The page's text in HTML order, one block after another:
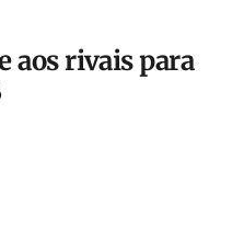
aos rivais para